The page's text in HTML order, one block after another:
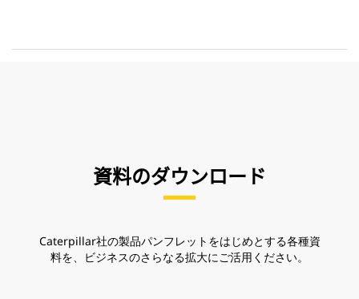
資料のダウンロード
Caterpillar社の製品パンフレットをはじめとする各種資
料を、ビジネスのさらなる拡大にご活用ください。